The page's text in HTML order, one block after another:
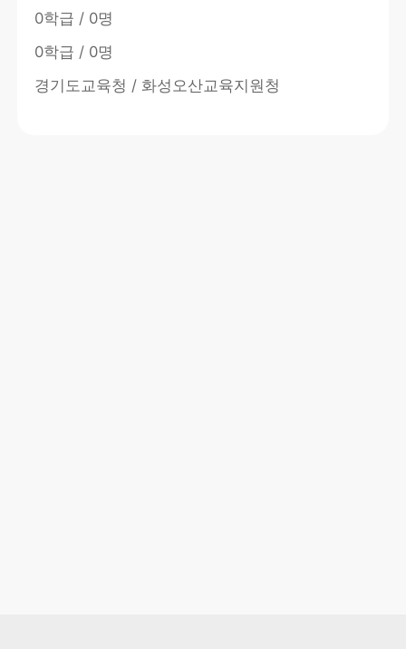
0학급 / 0명
0학급 / 0명
경기도교육청 / 화성오산교육지원청